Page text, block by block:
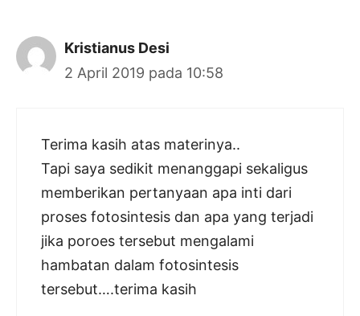
Kristianus Desi
2 April 2019 pada 10:58
Terima kasih atas materinya..
Tapi saya sedikit menanggapi sekaligus
memberikan pertanyaan apa inti dari
proses fotosintesis dan apa yang terjadi
jika poroes tersebut mengalami
hambatan dalam fotosintesis
tersebut….terima kasih